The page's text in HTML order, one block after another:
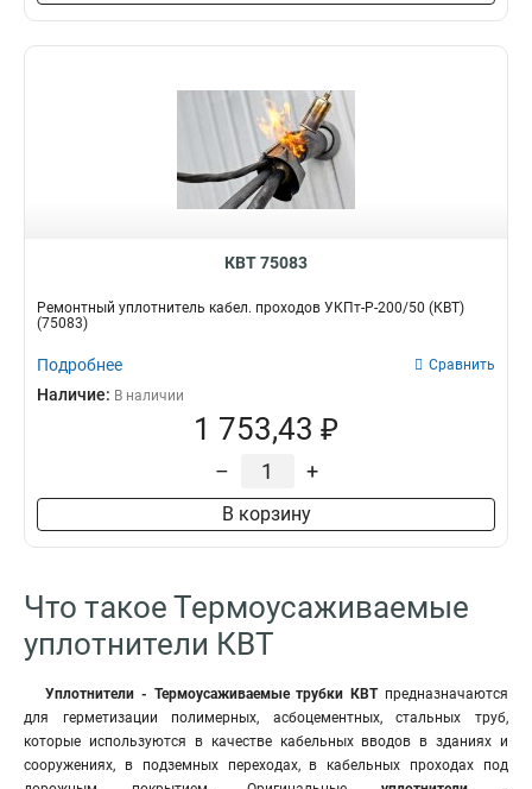
КВТ 75083
Ремонтный уплотнитель кабел. проходов УКПт-Р-200/50 (КВТ)
(75083)
Подробнее Сравнить
Наличие: В наличии
1 753,43 ₽
– +
В корзину
Что такое Термоусаживаемые
уплотнители КВТ
Уплотнители - Термоусаживаемые трубки КВТпредназначаются
для герметизации полимерных, асбоцементных, стальных труб,
которые используются в качестве кабельных вводов в зданиях и
сооружениях, в подземных переходах, в кабельных проходах под